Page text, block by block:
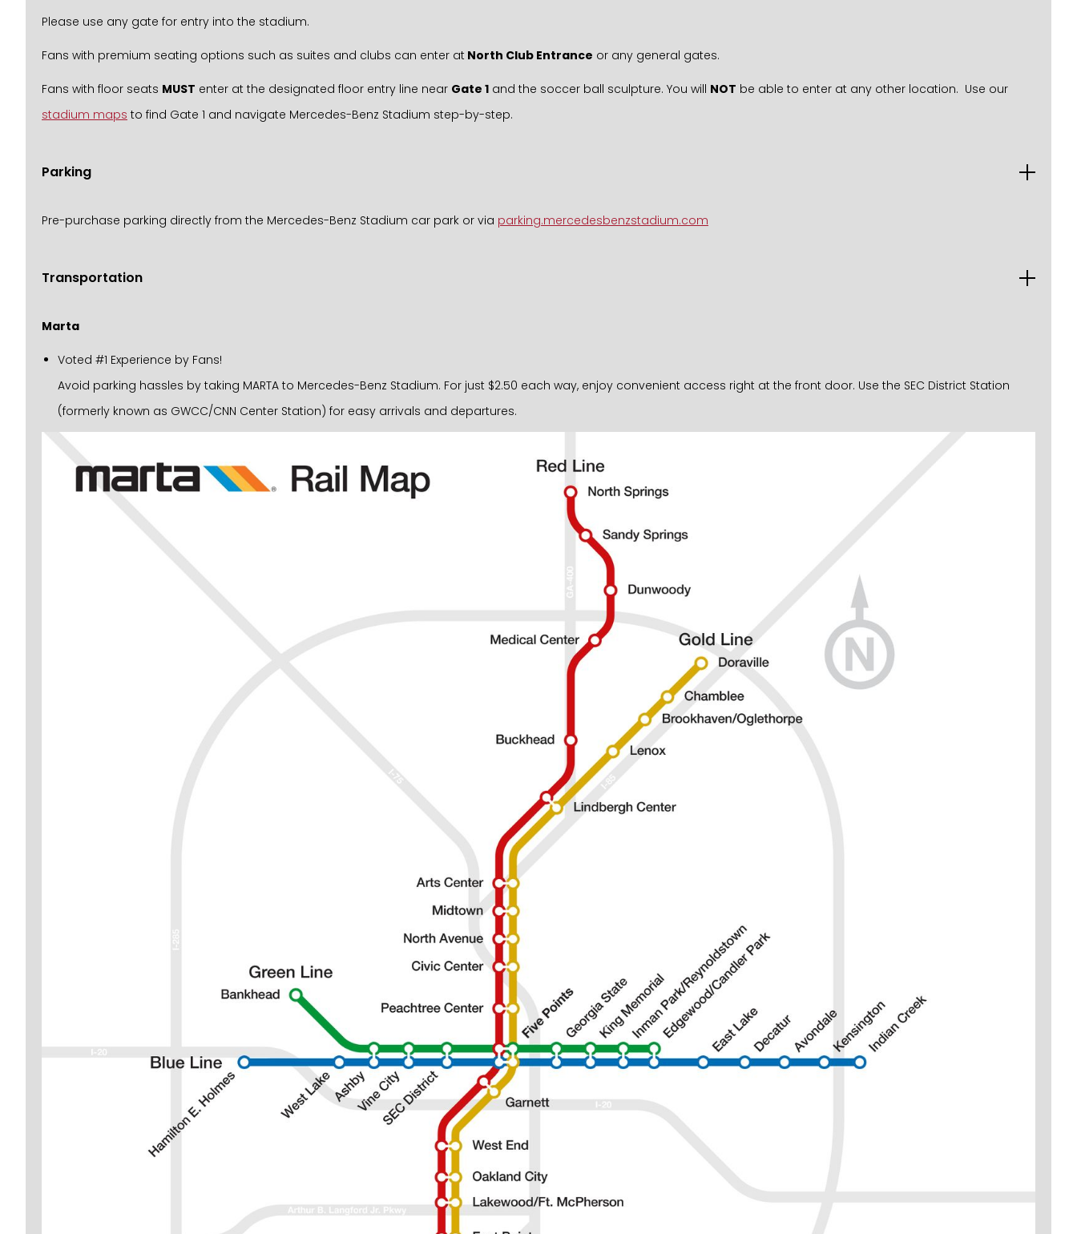
Please use any gate for entry into the stadium.
Fans with premium seating options such as suites and clubs can enter at North Club Entrance or any general gates.
Fans with floor seats MUST enter at the designated floor entry line near Gate 1 and the soccer ball sculpture. You will NOT be able to enter at any other location. Use our
stadium maps to find Gate 1 and navigate Mercedes-Benz Stadium step-by-step.
Parking
Pre-purchase parking directly from the Mercedes-Benz Stadium car park or via parking.mercedesbenzstadium.com
Transportation
Marta
Voted #1 Experience by Fans!
Avoid parking hassles by taking MARTA to Mercedes-Benz Stadium. For just $2.50 each way, enjoy convenient access right at the front door. Use the SEC District Station
(formerly known as GWCC/CNN Center Station) for easy arrivals and departures.